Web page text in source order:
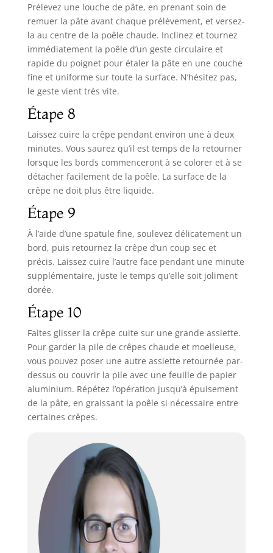
Prélevez une louche de pâte, en prenant soin de
remuer la pâte avant chaque prélèvement, et versez-
la au centre de la poêle chaude. Inclinez et tournez
immédiatement la poêle d’un geste circulaire et
rapide du poignet pour étaler la pâte en une couche
fine et uniforme sur toute la surface. N’hésitez pas,
le geste vient très vite.
Étape 8
Laissez cuire la crêpe pendant environ une à deux
minutes. Vous saurez qu’il est temps de la retourner
lorsque les bords commenceront à se colorer et à se
détacher facilement de la poêle. La surface de la
crêpe ne doit plus être liquide.
Étape 9
À l’aide d’une spatule fine, soulevez délicatement un
bord, puis retournez la crêpe d’un coup sec et
précis. Laissez cuire l’autre face pendant une minute
supplémentaire, juste le temps qu’elle soit joliment
dorée.
Étape 10
Faites glisser la crêpe cuite sur une grande assiette.
Pour garder la pile de crêpes chaude et moelleuse,
vous pouvez poser une autre assiette retournée par-
dessus ou couvrir la pile avec une feuille de papier
aluminium. Répétez l’opération jusqu’à épuisement
de la pâte, en graissant la poêle si nécessaire entre
certaines crêpes.